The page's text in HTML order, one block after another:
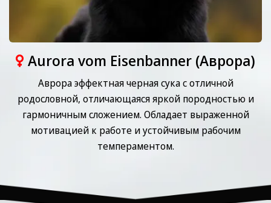
Aurora vom Eisenbanner (Аврора)
Аврора эффектная черная сука с отличной
родословной, отличающаяся яркой породностью и
гармоничным сложением. Обладает выраженной
мотивацией к работе и устойчивым рабочим
темпераментом.